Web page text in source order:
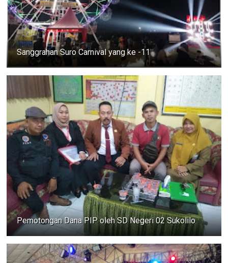
Sanggrahan Suro Carnival yang ke -11
Pemotongan Dana PIP oleh SD Negeri 02 Sukolilo